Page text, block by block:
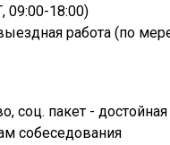
09:00-18:00)
работа (по
соц. пакет -
собеседования